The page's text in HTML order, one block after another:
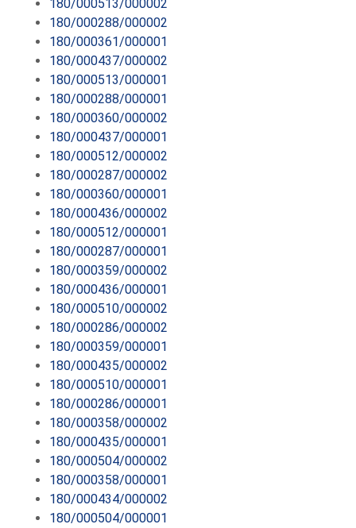
180/000513/000002
180/000288/000002
180/000361/000001
180/000437/000002
180/000513/000001
180/000288/000001
180/000360/000002
180/000437/000001
180/000512/000002
180/000287/000002
180/000360/000001
180/000436/000002
180/000512/000001
180/000287/000001
180/000359/000002
180/000436/000001
180/000510/000002
180/000286/000002
180/000359/000001
180/000435/000002
180/000510/000001
180/000286/000001
180/000358/000002
180/000435/000001
180/000504/000002
180/000358/000001
180/000434/000002
180/000504/000001